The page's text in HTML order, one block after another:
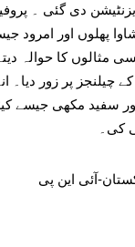
دی گئی ۔
پھلوں اور امرود
مثالوں کا حوالہ
چیلنجز پر زور دیا۔
سفید مکھی جیسے
کی۔
آئی این پی